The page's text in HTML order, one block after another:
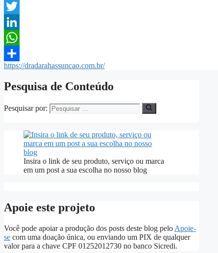
Facebook
Twitter
LinkedIn
WhatsApp
Share
https://dradarahassuncao.com.br/
Pesquisa de Conteúdo
Pesquisar por:
Insira o link de seu produto, serviço ou marca
em um post a sua escolha no nosso blog
Apoie este projeto
Você pode apoiar a produção dos posts deste blog pelo Apoie-
se com uma doação única, ou enviando um PIX de qualquer
valor para a chave CPF 01252012730 no banco Sicredi.